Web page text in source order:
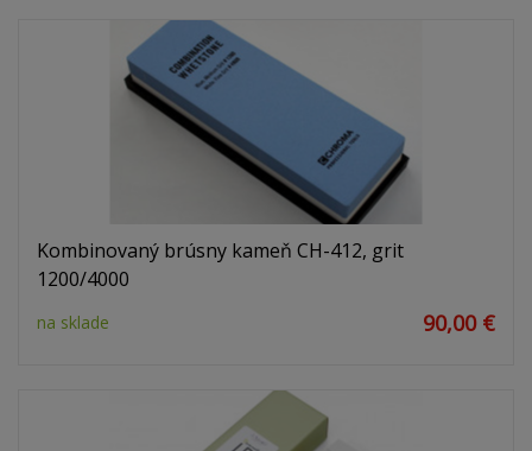
Kombinovaný brúsny kameň CH-412, grit
1200/4000
na sklade 90,00 €